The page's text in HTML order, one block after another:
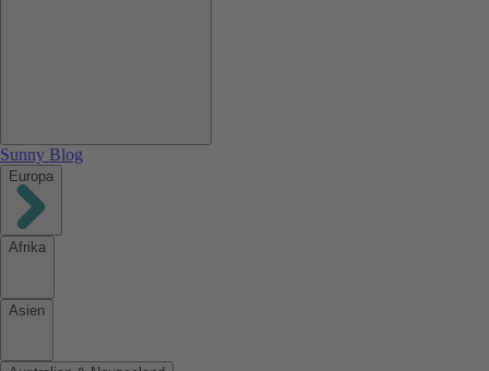
Sunny Blog
Europa
Afrika
Asien